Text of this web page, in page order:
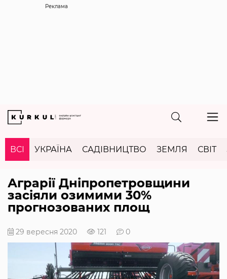
Реклама
ВСІ УКРАЇНА САДІВНИЦТВО ЗЕМЛЯ СВІТ
Аграрії Дніпропетровщини
засіяли озимими 30%
прогнозованих площ
29 вересня 2020 121 0